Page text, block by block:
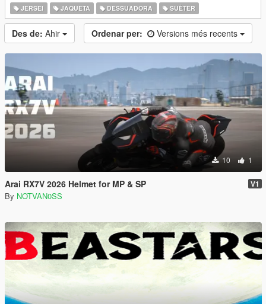
JERSEI
JAQUETA DESSUADORA SUÈTER
Des de: Ahir Ordenar per: Versions més recents
10 1
Arai RX7V 2026 Helmet for MP & SP V1
By NOTVAN0SS